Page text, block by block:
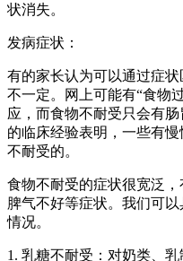
状消失。
发病症状：
有的家长认为可以通过症
不一定。网上可能有“食物
应，而食物不耐受只会有
的临床经验表明，一些有
不耐受的。
食物不耐受的症状很宽泛，
脾气不好等症状。我们可
情况。
1. 乳糖不耐受：对奶类、